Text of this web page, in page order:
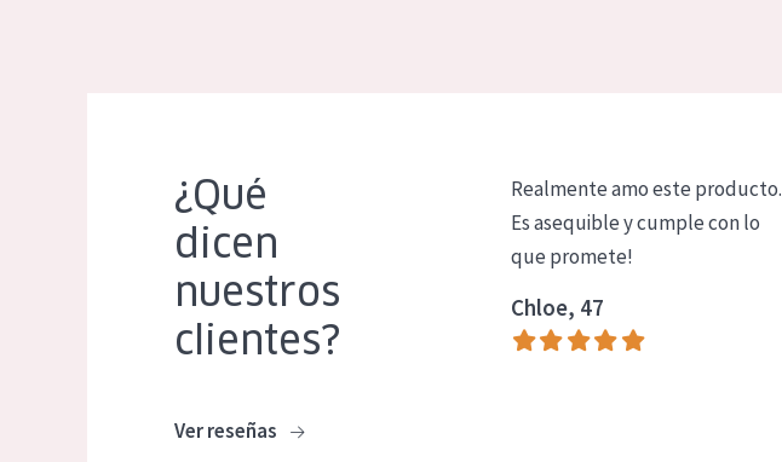
¿Qué
dicen
nuestros
clientes?
Ver reseñas
Realmente amo este producto.
Es asequible y cumple con lo
que promete!
Chloe, 47